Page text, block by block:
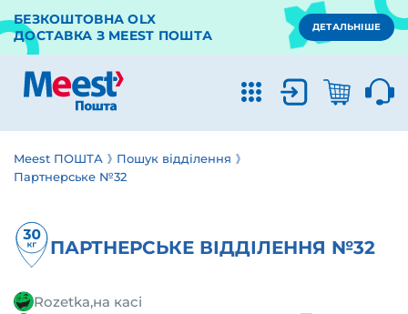
БЕЗКОШТОВНА OLX
ДОСТАВКА З MEEST ПОШТА
ДЕТАЛЬНІШЕ
Meest ПОШТА
Пошук відділення
Партнерське №32
ПАРТНЕРСЬКЕ ВІДДІЛЕННЯ №32
Rozetka,на касі